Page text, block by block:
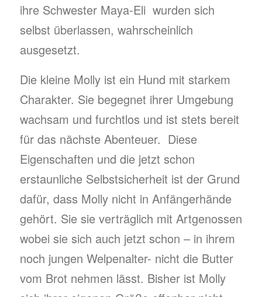
ihre Schwester Maya-Eli wurden sich
selbst überlassen, wahrscheinlich
ausgesetzt.
Die kleine Molly ist ein Hund mit starkem
Charakter. Sie begegnet ihrer Umgebung
wachsam und furchtlos und ist stets bereit
für das nächste Abenteuer. Diese
Eigenschaften und die jetzt schon
erstaunliche Selbstsicherheit ist der Grund
dafür, dass Molly nicht in Anfängerhände
gehört. Sie sie verträglich mit Artgenossen
wobei sie sich auch jetzt schon – in ihrem
noch jungen Welpenalter- nicht die Butter
vom Brot nehmen lässt. Bisher ist Molly